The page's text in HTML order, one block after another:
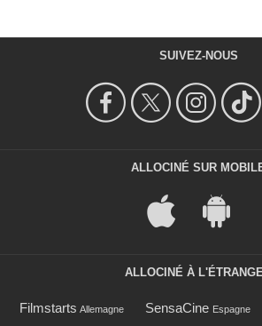
SUIVEZ-NOUS
ALLOCINÉ SUR
ALLOCINÉ À
Filmstarts Allemagne SensaCine Espagne